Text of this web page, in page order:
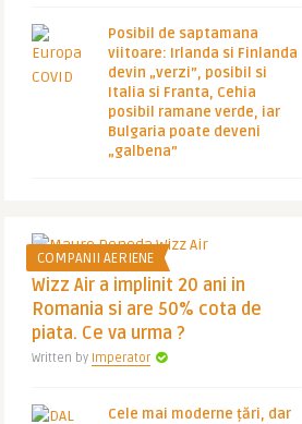
Posibil de saptamana
viitoare: Irlanda si Finlanda
devin „verzi”, posibil si
Italia si Franta, Cehia
posibil ramane verde, iar
Bulgaria poate deveni
„galbena”
COMPANII AERIENE
Wizz Air a implinit 20 ani in
Romania si are 50% cota de
piata. Ce va urma ?
Written by Imperator
Cele mai moderne țări, dar